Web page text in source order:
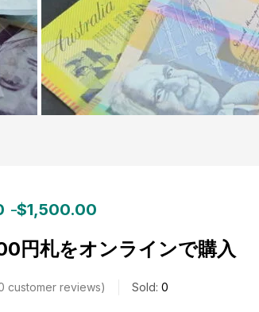
–$1,500.00
円札をオンラインで購入
customer reviews Sold: 0